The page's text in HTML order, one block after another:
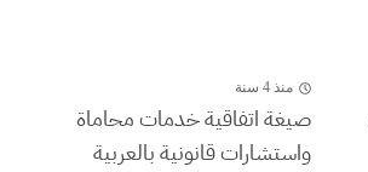
منذ 4 سنة
صيغة اتفاقية خدمات محاماة
واستشارات قانونية بالعربية